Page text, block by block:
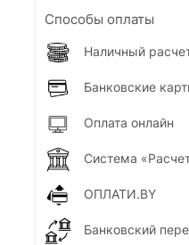
Способы оплаты
Наличный
Банковские
Оплата онлайн
Система
ОПЛАТИ.BY
Банковский